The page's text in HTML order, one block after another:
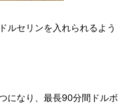
ルセリンを入れられるよう
になり、最長90分間ドルボ